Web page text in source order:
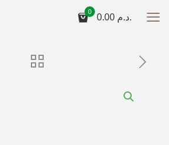
0
0.00 د.م.